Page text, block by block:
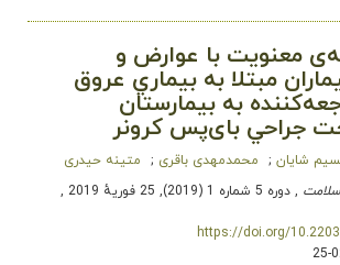
معنويت با عوارض و
مبتلا به بيماري عروق
به بيمارستان
جراحي بای‌پس کرونر
شایان محمدمهدی باقری
متینه حیدری
, دوره 5 شماره 1 (2019), 25 فوریهٔ 2019
,
https://doi.org/